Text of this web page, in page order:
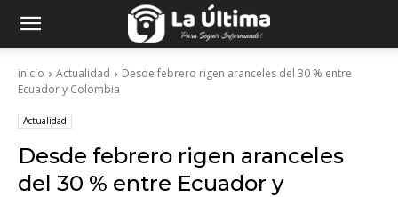
inicio Actualidad
Desde febrero rigen aranceles del 30 % entre
Ecuador y Colombia
Actualidad
Desde febrero rigen aranceles
del 30 % entre Ecuador y